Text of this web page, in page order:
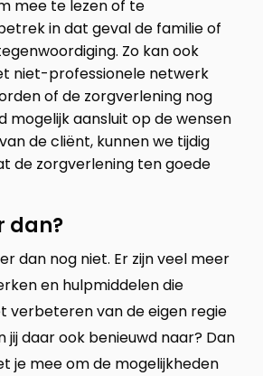
mee te lezen of te
in dat geval de familie of
Zo kan ook
niet-professionele netwerk
of de zorgverlening nog
mogelijk aansluit op de wensen
de cliënt, kunnen we tijdig
de zorgverlening ten goede
dan?
dan nog niet. Er zijn veel meer
en hulpmiddelen die
verbeteren van de eigen regie
jij daar ook benieuwd naar? Dan
je mee om de mogelijkheden